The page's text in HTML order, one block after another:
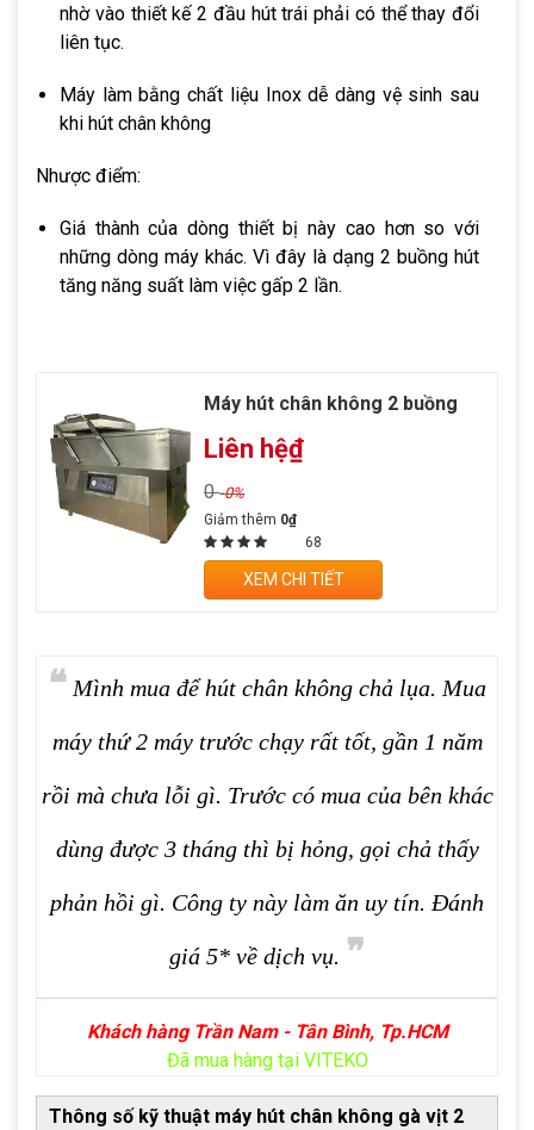
nhờ vào thiết kế 2 đầu hút trái phải có thể thay đổi
liên tục.
Máy làm bằng chất liệu Inox dễ dàng vệ sinh sau
khi hút chân không
Nhược điểm:
Giá thành của dòng thiết bị này cao hơn so với
những dòng máy khác. Vì đây là dạng 2 buồng hút
tăng năng suất làm việc gấp 2 lần.
Máy hút chân không 2 buồng
Liên hệ₫
0-0%
Giảm thêm 0₫
68
XEM CHI TIẾT
❝ Mình mua để hút chân không chả lụa. Mua
máy thứ 2 máy trước chạy rất tốt, gần 1 năm
rồi mà chưa lỗi gì. Trước có mua của bên khác
dùng được 3 tháng thì bị hỏng, gọi chả thấy
phản hồi gì. Công ty này làm ăn uy tín. Đánh
giá 5* về dịch vụ. ❞
Khách hàng Trần Nam - Tân Bình, Tp.HCM
Đã mua hàng tại VITEKO
Thông số kỹ thuật máy hút chân không gà vịt 2